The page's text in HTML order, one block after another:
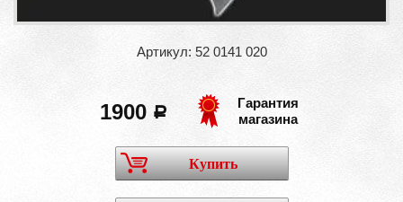
Артикул: 52 0141 020
1900 a
Гарантия
магазина
Купить